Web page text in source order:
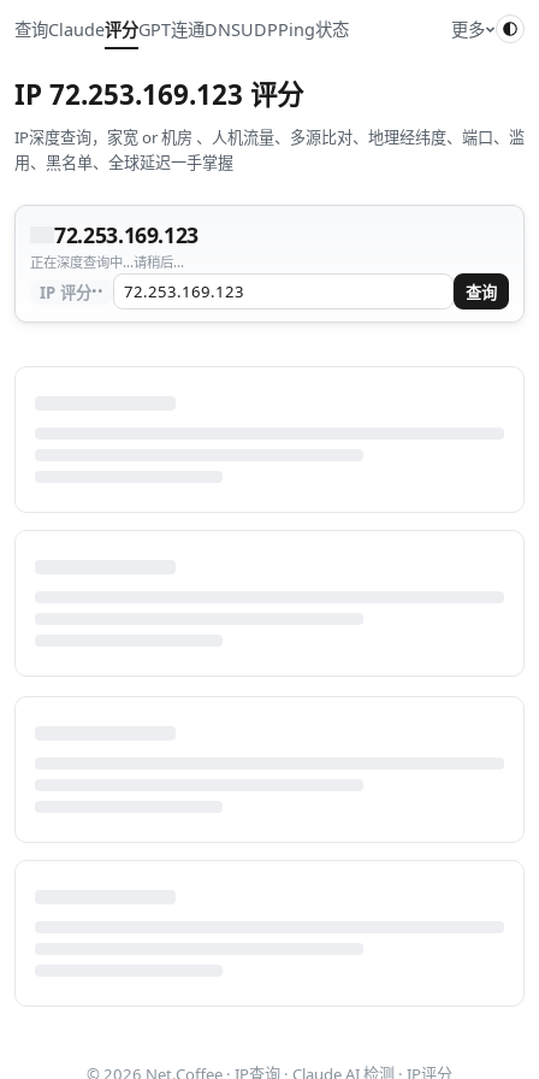
查询Claude评分GPT连通DNSUDPPing状态 更多
IP 72.253.169.123 评分
IP深度查询，家宽 or 机房 、人机流量、多源比对、地理经纬度、端口、滥
用、黑名单、全球延迟一手掌握
72.253.169.123
正在深度查询中...请稍后...
IP 评分·· 查询
© 2026 Net.Coffee · IP查询 · Claude AI 检测 · IP评分